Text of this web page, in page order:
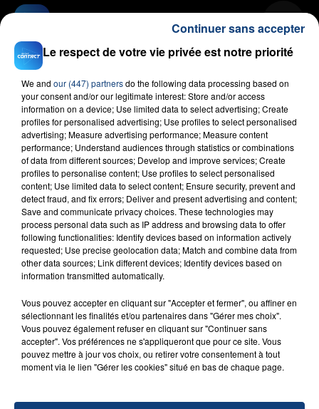
FIL D'ACTU
23 juillet 2026
INCENDIE MORTEL À LENS : UNE FEMME ET
SON BÉBÉ ENTRE LA VIE ET LA...
Un homme s'est immolé par le feu après avoir
aspergé sa compagne et leur bébé de trois mois
Le respect de votre vie privée est notre priorité
We and our (447) partnersdo the following data processing based on
your consent and/or our legitimate interest: Store and/or access
information on a device; Use limited data to select advertising; Create
profiles for personalised advertising; Use profiles to select personalised
advertising; Measure advertising performance; Measure content
performance; Understand audiences through statistics or combinations
of data from different sources; Develop and improve services; Create
profiles to personalise content; Use profiles to select personalised
content; Use limited data to select content; Ensure security, prevent and
detect fraud, and fix errors; Deliver and present advertising and content;
Save and communicate privacy choices. These technologies may
process personal data such as IP address and browsing data to offer
following functionalities: Identify devices based on information actively
requested; Use precise geolocation data; Match and combine data from
other data sources; Link different devices; Identify devices based on
information transmitted automatically.
Vous pouvez accepter en cliquant sur "Accepter et fermer", ou affiner en
sélectionnant les finalités et/ou partenaires dans "Gérer mes choix".
Vous pouvez également refuser en cliquant sur "Continuer sans
accepter". Vos préférences ne s'appliqueront que pour ce site. Vous
pouvez mettre à jour vos choix, ou retirer votre consentement à tout
moment via le lien "Gérer les cookies" situé en bas de chaque page.
Continuer sans accepter